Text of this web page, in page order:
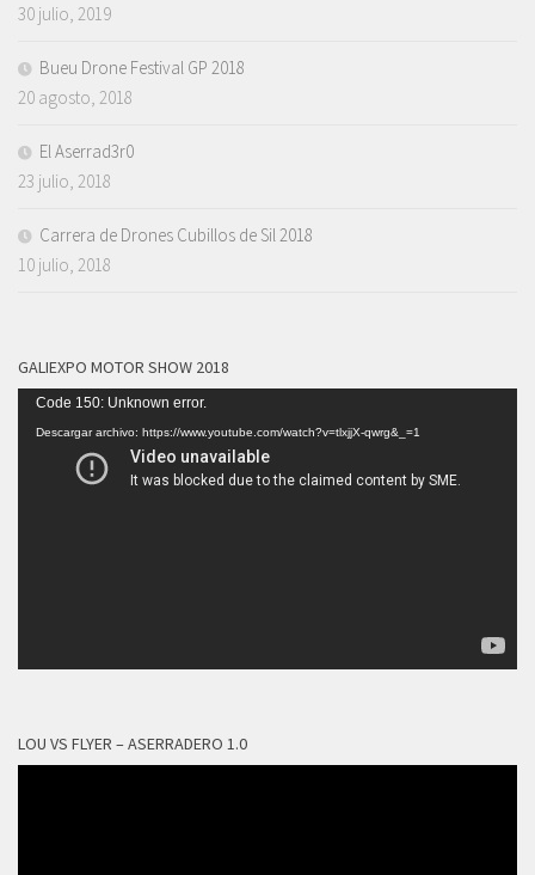
30 julio, 2019
Bueu Drone Festival GP 2018
20 agosto, 2018
El Aserrad3r0
23 julio, 2018
Carrera de Drones Cubillos de Sil 2018
10 julio, 2018
GALIEXPO MOTOR SHOW 2018
Reproductor
Code 150: Unknown error.
Descargar archivo: https://www.youtube.com/watch?v=tlxjjX-qwrg&_=1
LOU VS FLYER – ASERRADERO 1.0